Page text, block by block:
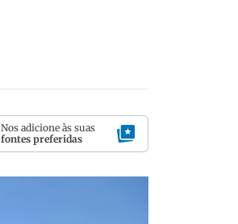
Nos adicione às suas
fontes preferidas